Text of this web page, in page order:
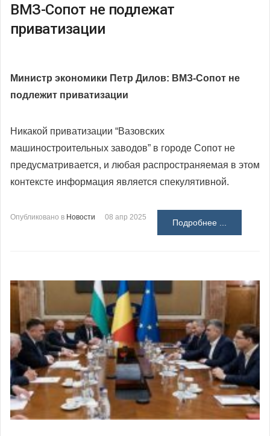
ВМЗ-Сопот не подлежат
приватизации
Министр экономики Петр Дилов: ВМЗ-Сопот не
подлежит приватизации
Никакой приватизации “Вазовских
машиностроительных заводов” в городе Сопот не
предусматривается, и любая распространяемая в этом
контексте информация является спекулятивной.
Опубликовано в Новости 08 апр 2025
Подробнее ...